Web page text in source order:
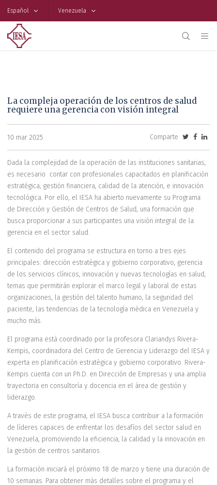
Español Venezuela
La compleja operación de los centros de salud
requiere una gerencia con visión integral
10 mar 2025 Comparte
Dada la complejidad de la operación de las instituciones sanitarias,
es necesario contar con profesionales capacitados en planificación
estratégica, gestión financiera, calidad de la atención, e innovación
tecnológica. Por ello, el IESA ha abierto nuevamente su Programa
de Dirección y Gestión de Centros de Salud, una formación que
busca proporcionar a sus participantes una visión integral de la
gerencia en el sector salud.
El contenido del programa se estructura en torno a tres ejes
principales: dirección estratégica y gobierno corporativo, gerencia
de los servicios clínicos, innovación y nuevas tecnologías en salud,
temas que permitirán explorar el marco legal y laboral de estas
organizaciones, la gestión del talento humano, la seguridad del
paciente, las tendencias de la tecnología médica en Venezuela y
mucho más.
El programa está coordinado por la profesora Clariandys Rivera-
Kempis, coordinadora del Centro de Gerencia y Liderazgo del IESA y
experta en planificación estratégica y gobierno corporativo. Rivera-
Kempis cuenta con un Ph.D. en Dirección de Empresas y una amplia
trayectoria en consultoría y docencia en el área de gestión y
liderazgo.
A través de este programa, el IESA busca contribuir a la formación
de líderes capaces de enfrentar los desafíos del sector salud en
Venezuela, promoviendo la eficiencia, la calidad y la innovación en
la gestión de centros sanitarios.
La formación iniciará el próximo 18 de marzo y tiene una duración de
10 semanas. Para obtener más detalles sobre el programa y el